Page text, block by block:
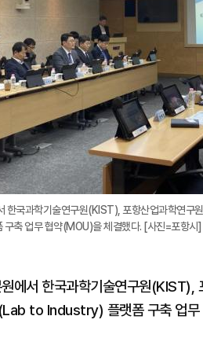
한국과학기술연구원(KIST), 포항산업과학연구
축 업무 협약(MOU)을 체결했다. [사진=포항시]
에서 한국과학기술연구원(KIST),
to Industry) 플랫폼 구축 업